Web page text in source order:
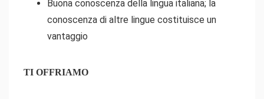
Buona conoscenza della lingua italiana; la
conoscenza di altre lingue costituisce un
vantaggio
TI OFFRIAMO